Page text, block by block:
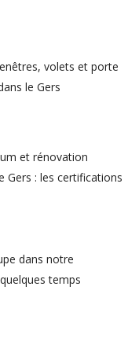
volets et porte
le Gers
et rénovation
Gers : les certifications
dans notre
temps